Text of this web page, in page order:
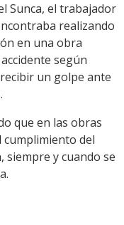
Sunca, el trabajador
realizando
en una obra
según
un golpe ante
que en las obras
cumplimiento del
siempre y cuando se